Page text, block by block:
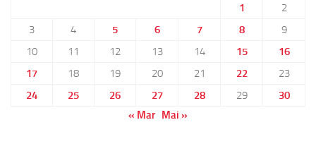
1
2
3
4 5 6 7 8
9
10
11 12 13 14 15
16
17
18 19 20 21 22
23
24
25 26 27 28 29
30
« Mar Mai »